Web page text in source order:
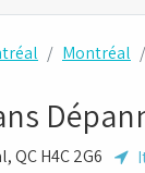
Montréal
QC H4C 2G6